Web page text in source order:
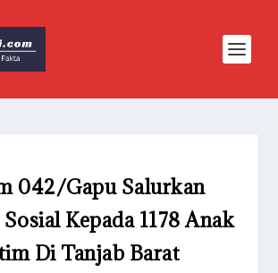
042/Gapu Salurkan
Kepada 1178 Anak
Di Tanjab Barat